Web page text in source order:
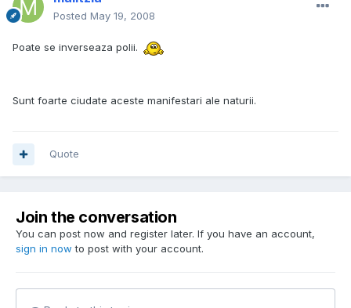
Posted May 19, 2008
Poate se inverseaza polii.
Sunt foarte ciudate aceste manifestari ale naturii.
Quote
Join the conversation
You can post now and register later. If you have an account,
sign in now to post with your account.